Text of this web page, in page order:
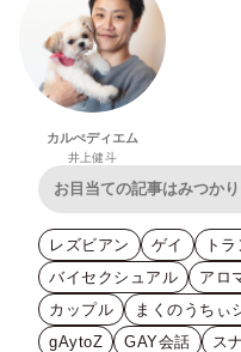
カルぺディエム
井上健斗
レズビアン ゲイ
ト
バイセクシュアル
アロ
カップル
まくのうちぃ
gAytoZ
GAY会話 ス